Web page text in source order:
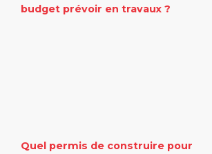
budget prévoir en travaux ?
Quel permis de construire pour